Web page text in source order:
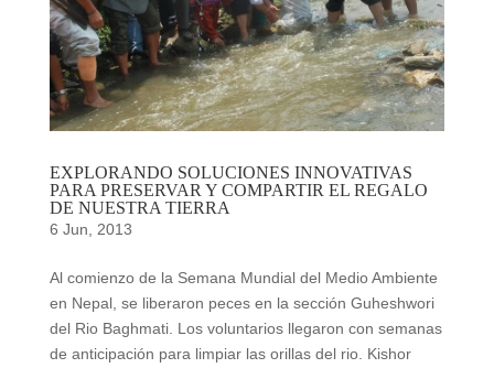
EXPLORANDO SOLUCIONES INNOVATIVAS
PARA PRESERVAR Y COMPARTIR EL REGALO
DE NUESTRA TIERRA
6 Jun, 2013
Al comienzo de la Semana Mundial del Medio Ambiente
en Nepal, se liberaron peces en la sección Guheshwori
del Rio Baghmati. Los voluntarios llegaron con semanas
de anticipación para limpiar las orillas del rio. Kishor